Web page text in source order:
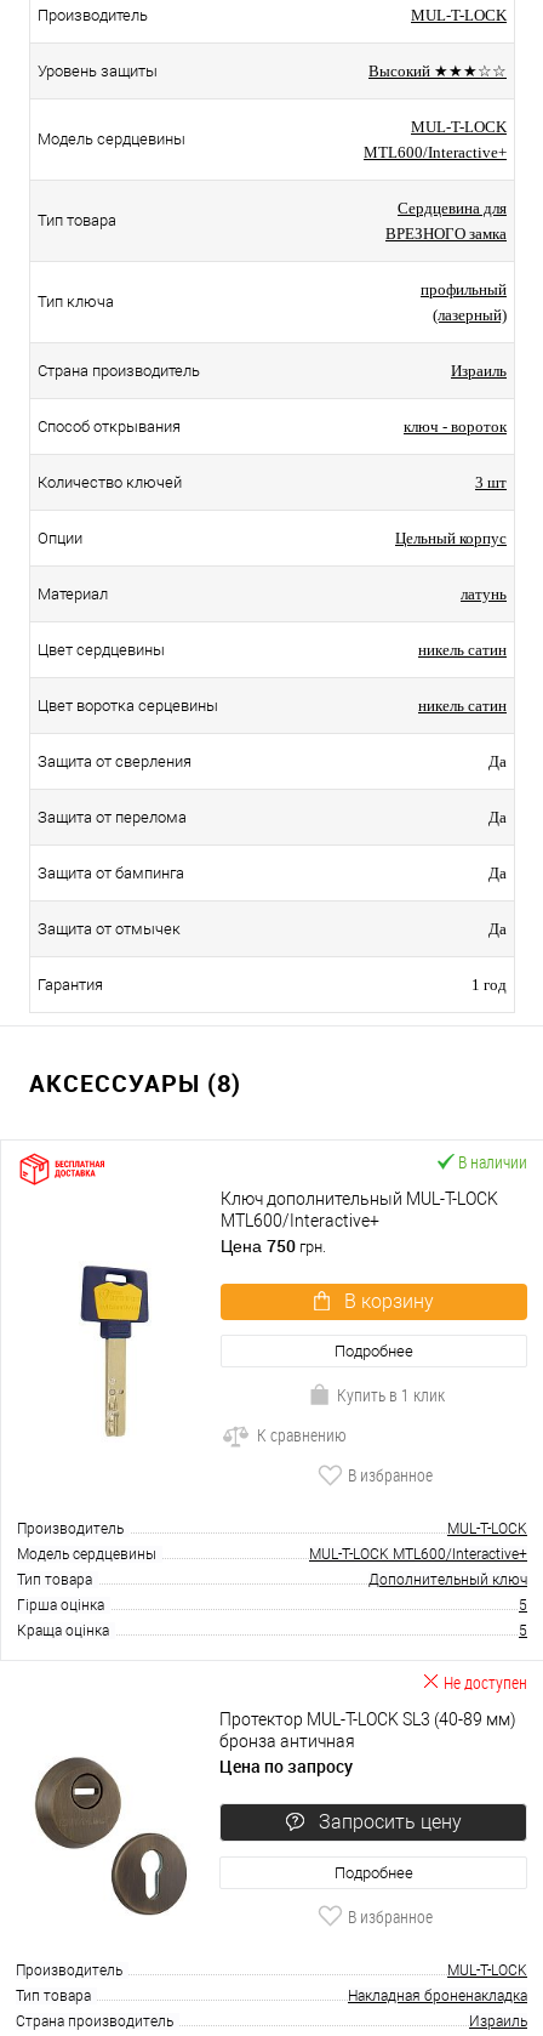
Производитель MUL-T-LOCK
Уровень защиты Высокий ★★★☆☆
Модель сердцевины
MUL-T-LOCK
MTL600/Interactive+
Тип товара
Сердцевина для
ВРЕЗНОГО замка
Тип ключа
профильный
(лазерный)
Страна производитель Израиль
Способ открывания ключ - вороток
Количество ключей 3 шт
Опции Цельный корпус
Материал латунь
Цвет сердцевины никель сатин
Цвет воротка серцевины никель сатин
Защита от сверления Да
Защита от перелома Да
Защита от бампинга Да
Защита от отмычек Да
Гарантия 1 год
АКСЕССУАРЫ (8)
В наличии
Ключ дополнительный MUL-T-LOCK
MTL600/Interactive+
Цена 750 грн.
В корзину
Подробнее
Купить в 1 клик
К сравнению
В избранное
Производитель
MUL-T-LOCK
Модель сердцевины
MUL-T-LOCK MTL600/Interactive+
Тип товара
Дополнительный ключ
Гірша оцінка
5
Краща оцінка
5
Не доступен
Протектор MUL-T-LOCK SL3 (40-89 мм)
бронза античная
Цена по запросу
Запросить цену
Подробнее
В избранное
Производитель
MUL-T-LOCK
Тип товара
Накладная броненакладка
Страна производитель
Израиль